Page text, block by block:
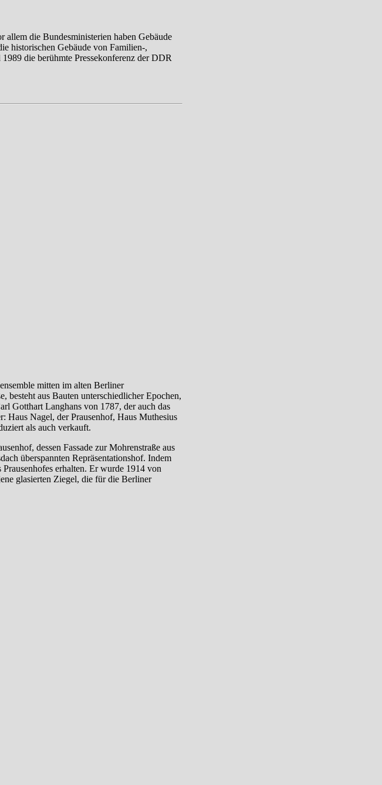
die Bundesministerien haben Gebäude
historischen Gebäude von Familien-,
die berühmte Pressekonferenz der DDR
mitten im alten Berliner
besteht aus Bauten unterschiedlicher Epochen,
Gotthart Langhans von 1787, der auch das
Haus Nagel, der Prausenhof, Haus Muthesius
als auch verkauft.
dessen Fassade zur Mohrenstraße aus
überspannten Repräsentationshof. Indem
erhalten. Er wurde 1914 von
glasierten Ziegel, die für die Berliner